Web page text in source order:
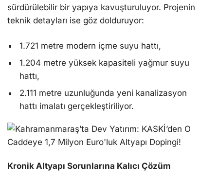
sürdürülebilir bir yapıya kavuşturuluyor. Projenin
teknik detayları ise göz dolduruyor:
1.721 metre modern içme suyu hattı,
1.204 metre yüksek kapasiteli yağmur suyu
hattı,
2.111 metre uzunluğunda yeni kanalizasyon
hattı imalatı gerçekleştiriliyor.
Kronik Altyapı Sorunlarına Kalıcı Çözüm